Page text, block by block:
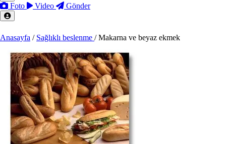
Foto Video Gönder
Anasayfa / Sağlıklı beslenme / Makarna ve beyaz ekmek